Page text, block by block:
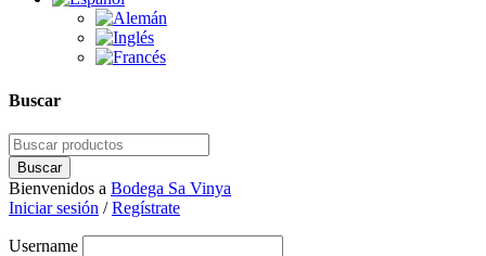
Buscar
Bienvenidos a Bodega Sa Vinya
Iniciar sesión /Regístrate
Username